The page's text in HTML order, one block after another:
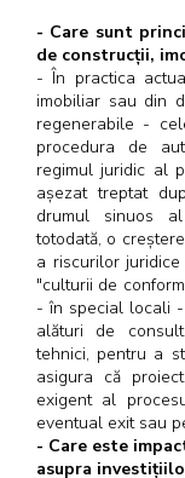
- Care sunt
de construcții,
- În practica
imobiliar sau din
regenerabile -
procedura de
regimul juridic al
așezat treptat
drumul sinuos
totodată, o
a riscurilor
"culturii de
- în special locali
alături de
tehnici, pentru a
asigura că
exigent al
eventual exit sau
- Care este
asupra